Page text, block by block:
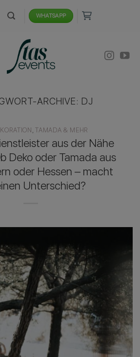
WHATSAPP
ARCHIVE: DJ
,TAMADA & MEHR
aus der Nähe
Deko oder Tamada aus
oder Hessen – macht
Unterschied?